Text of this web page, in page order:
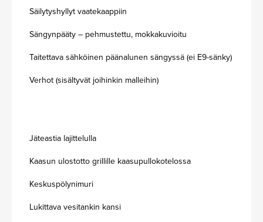
Säilytyshyllyt vaatekaappiin
Sängynpääty – pehmustettu, mokkakuvioitu
Taitettava sähköinen päänalunen sängyssä (ei E9-sänky)
Verhot (sisältyvät joihinkin malleihin)
Jäteastia lajittelulla
Kaasun ulostotto grillille kaasupullokotelossa
Keskuspölynimuri
Lukittava vesitankin kansi